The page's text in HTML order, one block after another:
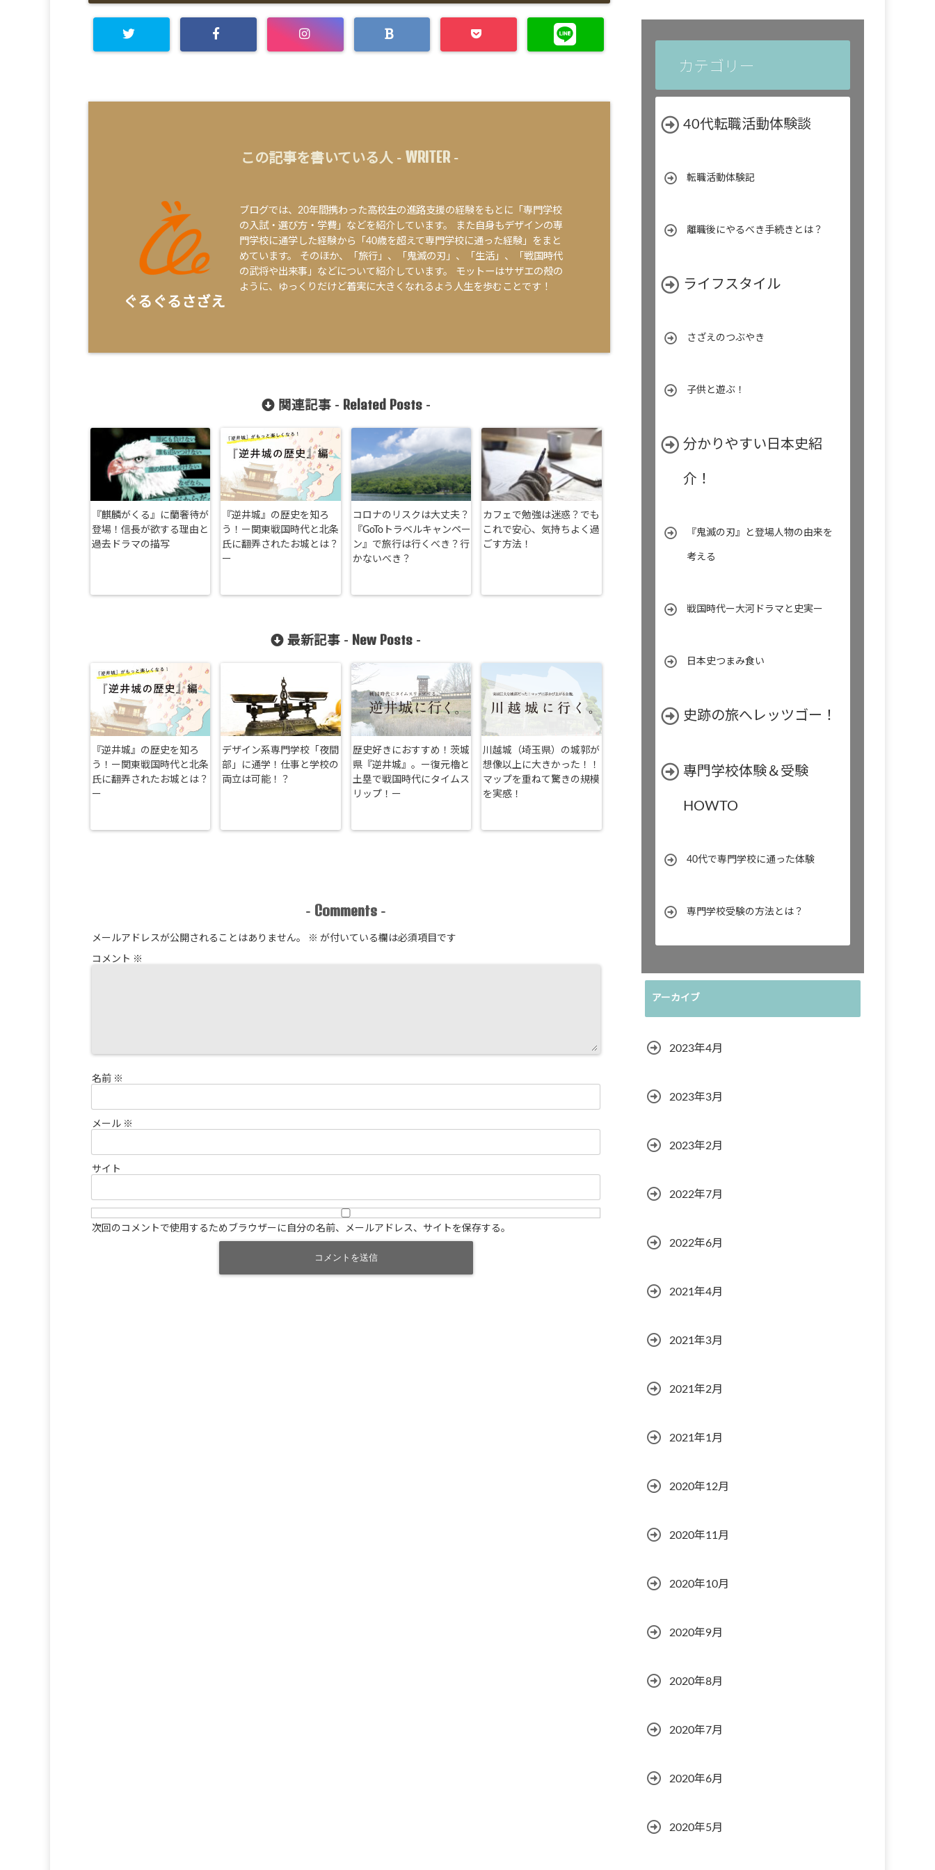
この記事を書いている人 - WRITER-
ぐるぐるさざえ
ブログでは、20年間携わった高校生の進路支援の経験をもとに「専門学校
の入試・選び方・学費」などを紹介しています。 また自身もデザインの専
門学校に通学した経験から「40歳を超えて専門学校に通った経験」をまと
めています。 そのほか、「旅行」、「鬼滅の刃」、「生活」、「戦国時代
の武将や出来事」などについて紹介しています。 モットーはサザエの殻の
ように、ゆっくりだけど着実に大きくなれるよう人生を歩むことです！
関連記事 - Related Posts-
『麒麟がくる』に蘭奢待が
登場！信長が欲する理由と
過去ドラマの描写
『逆井城』の歴史を知ろ
う！ー関東戦国時代と北条
氏に翻弄されたお城とは？
ー
コロナのリスクは大丈夫？
『GoToトラベルキャンペー
ン』で旅行は行くべき？行
かないべき？
カフェで勉強は迷惑？でも
これで安心、気持ちよく過
ごす方法！
最新記事 - New Posts -
『逆井城』の歴史を知ろ
う！ー関東戦国時代と北条
氏に翻弄されたお城とは？
ー
デザイン系専門学校「夜間
部」に通学！仕事と学校の
両立は可能！？
歴史好きにおすすめ！茨城
県『逆井城』。ー復元櫓と
土塁で戦国時代にタイムス
リップ！ー
川越城（埼玉県）の城郭が
想像以上に大きかった！！
マップを重ねて驚きの規模
を実感！
- Comments -
メールアドレスが公開されることはありません。 ※ が付いている欄は必須項目です
コメント ※
名前 ※
メール ※
サイト
次回のコメントで使用するためブラウザーに自分の名前、メールアドレス、サイトを保存する。
カテゴリー
40代転職活動体験談
転職活動体験記
離職後にやるべき手続きとは？
ライフスタイル
さざえのつぶやき
子供と遊ぶ！
分かりやすい日本史紹
介！
『鬼滅の刃』と登場人物の由来を
考える
戦国時代ー大河ドラマと史実ー
日本史つまみ食い
史跡の旅へレッツゴー！
專門学校体験＆受験
HOWTO
40代で専門学校に通った体験
専門学校受験の方法とは？
アーカイブ
2023年4月
2023年3月
2023年2月
2022年7月
2022年6月
2021年4月
2021年3月
2021年2月
2021年1月
2020年12月
2020年11月
2020年10月
2020年9月
2020年8月
2020年7月
2020年6月
2020年5月